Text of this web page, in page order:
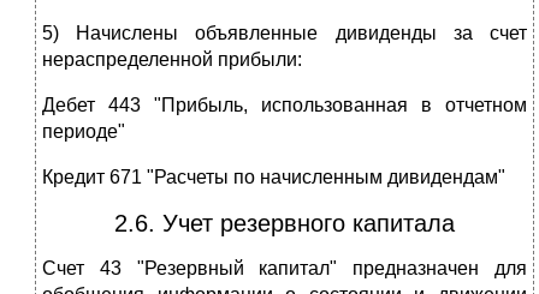
5) Начислены объявленные дивиденды за счет
нераспределенной прибыли:
Дебет 443 "Прибыль, использованная в отчетном
периоде"
Кредит 671 "Расчеты по начисленным дивидендам"
2.6. Учет резервного капитала
Счет 43 "Резервный капитал" предназначен для